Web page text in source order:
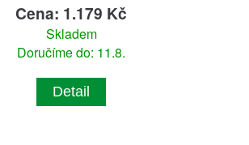
Cena: 1.179 Kč
Skladem
Doručíme do: 11.8.
Detail